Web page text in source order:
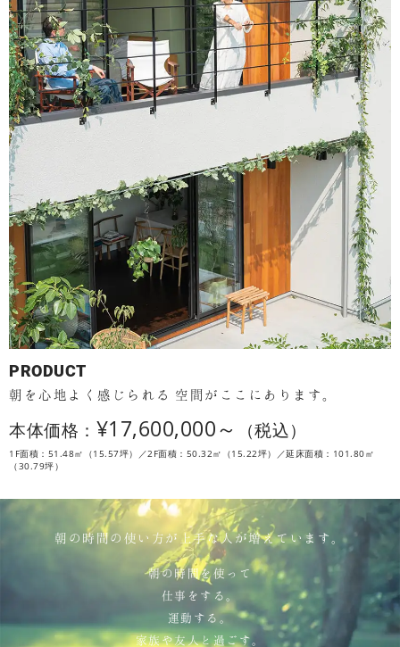
PRODUCT
朝を心地よく感じられる 空間がここにあります。
本体価格： ¥17,600,000～ （税込）
1F面積：51.48㎡（15.57坪）／2F面積：50.32㎡（15.22坪）／延床面積：101.80㎡
（30.79坪）
朝の時間の使い方が上手な人が増えています。
朝の時間を使って
仕事をする。
運動する。
家族や友人と過ごす。